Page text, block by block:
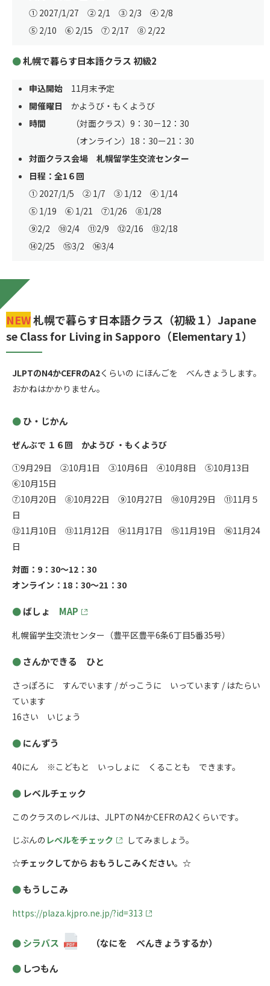
① 2027/1/27 ② 2/1 ③ 2/3 ④ 2/8
⑤ 2/10 ⑥ 2/15 ⑦ 2/17 ⑧ 2/22
札幌で暮らす日本語クラス 初級2
申込開始 11月末予定
開催曜日 かようび・もくようび
時間 （対面クラス）9：30－12：30
（オンライン）18：30ー21：30
対面クラス会場 札幌留学生交流センター
日程：全1６回
① 2027/1/5 ② 1/7 ③ 1/12 ④ 1/14
⑤ 1/19 ⑥ 1/21 ⑦1/26 ⑧1/28
⑨2/2 ⑩2/4 ⑪2/9 ⑫2/16 ⑬2/18
⑭2/25 ⑮3/2 ⑯3/4
NEW札幌で暮らす日本語クラス（初級１）Japane
se Class for Living in Sapporo（Elementary 1）
JLPTのN4かCEFRのA2くらいの にほんごを べんきょうします。
おかねはかかりません。
ひ・じかん
ぜんぶで １６回 かようび ・もくようび
①9月29日 ②10月1日 ③10月6日 ④10月8日 ⑤10月13日
⑥10月15日
⑦10月20日 ⑧10月22日 ⑨10月27日 ⑩10月29日 ⑪11月５
日
⑫11月10日 ⑬11月12日 ⑭11月17日 ⑮11月19日 ⑯11月24
日
対面：9：30～12：30
オンライン：18：30～21：30
ばしょ MAP
札幌留学生交流センター（豊平区豊平6条6丁目5番35号）
さんかできる ひと
さっぽろに すんでいます / がっこうに いっています / はたらい
ています
16さい いじょう
にんずう
40にん ※こどもと いっしょに くることも できます。
レベルチェック
このクラスのレベルは、JLPTのN4かCEFRのA2くらいです。
じぶんの レベルをチェック
してみましょう。
☆チェックしてから おもうしこみください。☆
もうしこみ
https://plaza.kjpro.ne.jp/?id=313
シラバス
（なにを べんきょうするか）
しつもん